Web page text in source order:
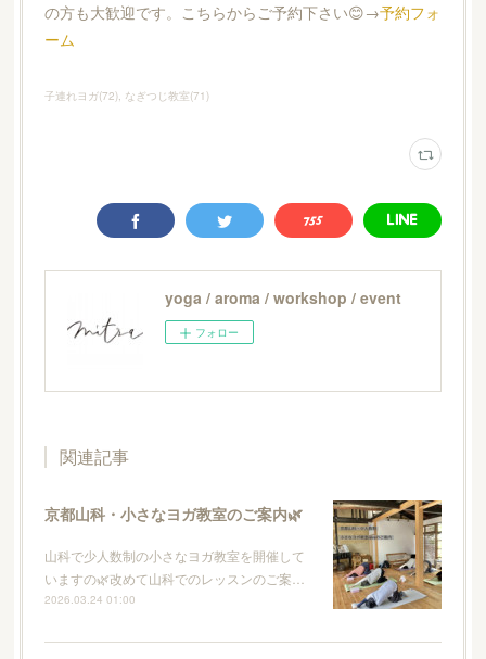
の方も大歓迎です。こちらからご予約下さい😊→予約フォ
ーム
子連れヨガ(72) なぎつじ教室(71)
yoga / aroma / workshop / event
フォロー
関連記事
京都山科・小さなヨガ教室のご案内🌿
山科で少人数制の小さなヨガ教室を開催して
いますの🌿改めて山科でのレッスンのご案…
2026.03.24 01:00